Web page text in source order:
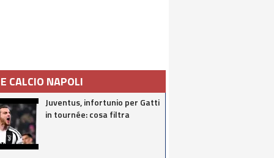
CALCIO NAPOLI
Juventus, infortunio per Gatti
in tournée: cosa filtra